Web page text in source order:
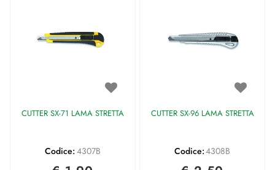
CUTTER SX-71 LAMA STRETTA
Codice: 4307B
CUTTER SX-96 LAMA STRETTA
Codice:4308B